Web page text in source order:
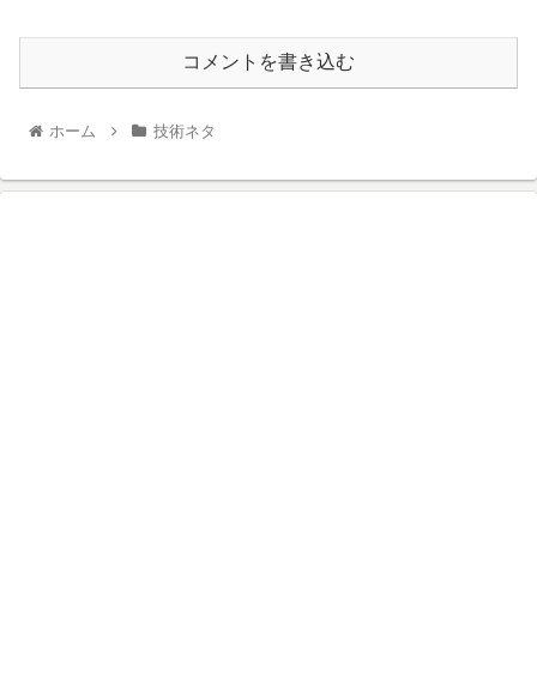
コメントを書き込む
ホーム 技術ネタ